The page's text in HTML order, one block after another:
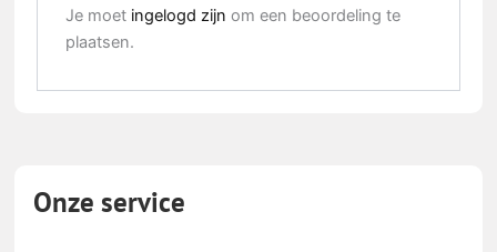
Je moet ingelogd zijn om een beoordeling te
plaatsen.
Onze service